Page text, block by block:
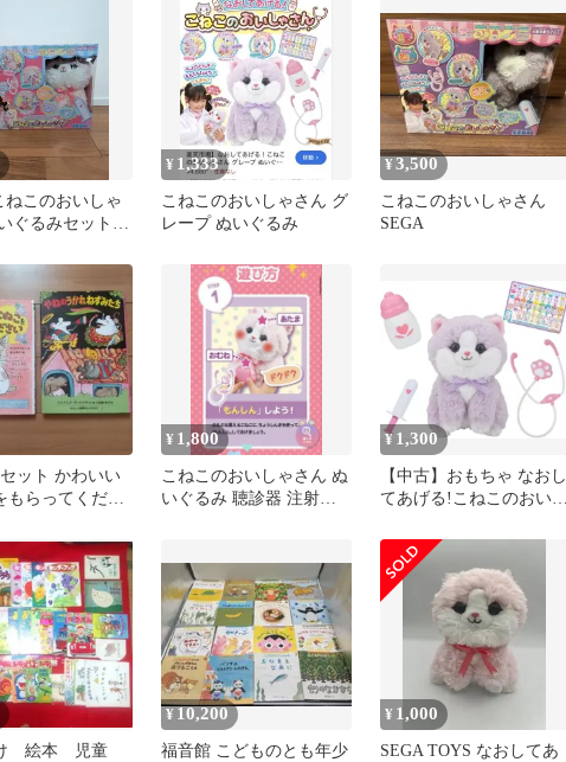
ねこのおいしゃ
ぐるみセット
¥ 1,333
こねこのおいしゃさん グ
レープ ぬいぐるみ
¥3,500
こねこのおいしゃさん
SEGA
ット かわいい
もらってくださ
¥ 1,800
こねこのおいしゃさん ぬ
いぐるみ 聴診器 注射器
¥ 1,300
【中古】おもちゃ なおし
てあげる!こねこのおいし
絵本 児童
¥ 10,200
福音館 こどものとも年少
¥ 1,000
SEGA TOYS なおしてあ